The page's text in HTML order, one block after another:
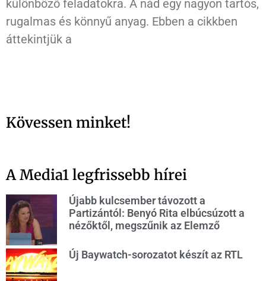
különböző feladatokra. A nád egy nagyon tartós,
rugalmas és könnyű anyag. Ebben a cikkben
áttekintjük a
Kövessen minket!
A Media1 legfrissebb hírei
Újabb kulcsember távozott a
Partizántól: Benyó Rita elbúcsúzott a
nézőktől, megszűnik az Elemző
Új Baywatch-sorozatot készít az RTL